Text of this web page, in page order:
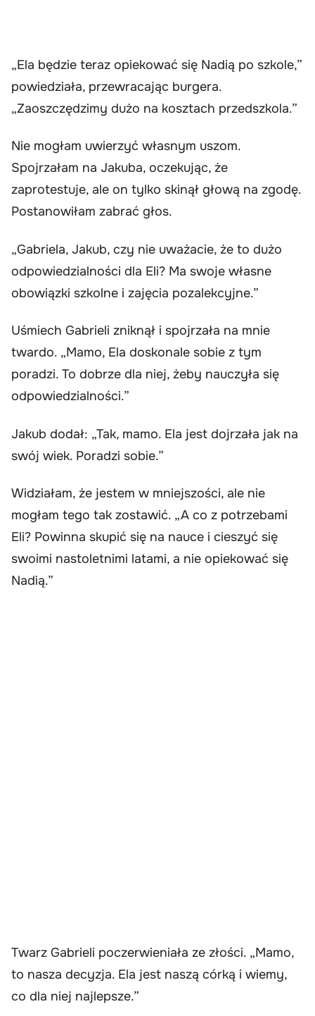
„Ela będzie teraz opiekować się Nadią po szkole,”
powiedziała, przewracając burgera.
„Zaoszczędzimy dużo na kosztach przedszkola.”
Nie mogłam uwierzyć własnym uszom.
Spojrzałam na Jakuba, oczekując, że
zaprotestuje, ale on tylko skinął głową na zgodę.
Postanowiłam zabrać głos.
„Gabriela, Jakub, czy nie uważacie, że to dużo
odpowiedzialności dla Eli? Ma swoje własne
obowiązki szkolne i zajęcia pozalekcyjne.”
Uśmiech Gabrieli zniknął i spojrzała na mnie
twardo. „Mamo, Ela doskonale sobie z tym
poradzi. To dobrze dla niej, żeby nauczyła się
odpowiedzialności.”
Jakub dodał: „Tak, mamo. Ela jest dojrzała jak na
swój wiek. Poradzi sobie.”
Widziałam, że jestem w mniejszości, ale nie
mogłam tego tak zostawić. „A co z potrzebami
Eli? Powinna skupić się na nauce i cieszyć się
swoimi nastoletnimi latami, a nie opiekować się
Nadią.”
Twarz Gabrieli poczerwieniała ze złości. „Mamo,
to nasza decyzja. Ela jest naszą córką i wiemy,
co dla niej najlepsze.”